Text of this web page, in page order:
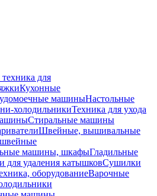
для
Кухонные
машиныНастольные
холодильникиТехника для ухода
Стиральные машины
Швейные, вышивальные
машины, шкафыГладильные
удаления катышковСушилки
оборудованиеВарочные